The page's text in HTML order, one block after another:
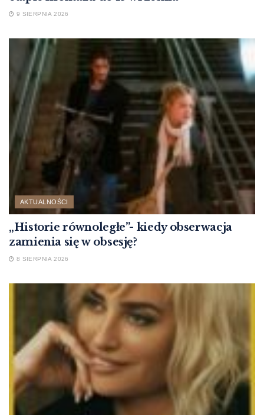
9 SIERPNIA 2026
AKTUALNOŚCI
„Historie równoległe”- kiedy obserwacja
zamienia się w obsesję?
8 SIERPNIA 2026